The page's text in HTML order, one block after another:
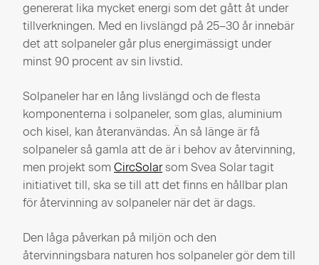
genererat lika mycket energi som det gått åt under
tillverkningen. Med en livslängd på 25–30 år innebär
det att solpaneler går plus energimässigt under
minst 90 procent av sin livstid.
Solpaneler har en lång livslängd och de flesta
komponenterna i solpaneler, som glas, aluminium
och kisel, kan återanvändas. Än så länge är få
solpaneler så gamla att de är i behov av återvinning,
men projekt som CircSolarsom Svea Solar tagit
initiativet till, ska se till att det finns en hållbar plan
för återvinning av solpaneler när det är dags.
Den låga påverkan på miljön och den
återvinningsbara naturen hos solpaneler gör dem till